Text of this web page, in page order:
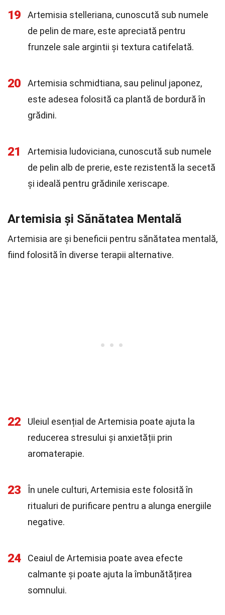
19
Artemisia stelleriana, cunoscută sub numele
de pelin de mare, este apreciată pentru
frunzele sale argintii și textura catifelată.
20
Artemisia schmidtiana, sau pelinul japonez,
este adesea folosită ca plantă de bordură în
grădini.
21
Artemisia ludoviciana, cunoscută sub numele
de pelin alb de prerie, este rezistentă la secetă
și ideală pentru grădinile xeriscape.
Artemisia și Sănătatea Mentală
Artemisia are și beneficii pentru sănătatea mentală,
fiind folosită în diverse terapii alternative.
22
Uleiul esențial de Artemisia poate ajuta la
reducerea stresului și anxietății prin
aromaterapie.
23
În unele culturi, Artemisia este folosită în
ritualuri de purificare pentru a alunga energiile
negative.
24
Ceaiul de Artemisia poate avea efecte
calmante și poate ajuta la îmbunătățirea
somnului.